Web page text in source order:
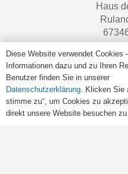
Haus
Samstags von
Retrouvez-
Diese Website verwendet Cookies
Informationen dazu und zu Ihren
Benutzer finden Sie in unserer
Datenschutzerklärung. Klicken Sie
stimme zu“, um Cookies zu
direkt unsere Website besuchen